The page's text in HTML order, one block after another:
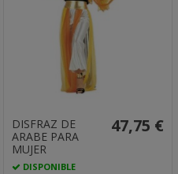
DISFRAZ DE
ARABE PARA
MUJER
DISPONIBLE
47,75 €